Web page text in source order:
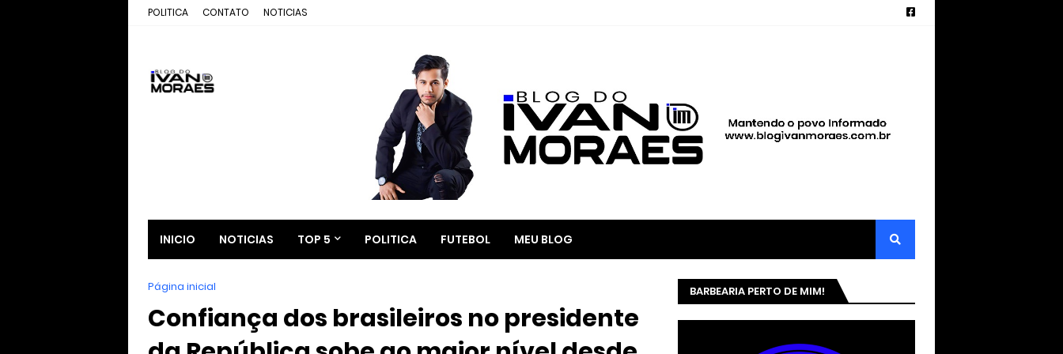
POLITICA CONTATO NOTICIAS
INICIO NOTICIAS TOP 5 POLITICA FUTEBOL MEU BLOG
Página inicial
Confiança dos brasileiros no presidente
BARBEARIA PERTO DE MIM!